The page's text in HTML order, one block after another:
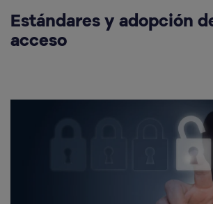
Estándares y adopción
acceso